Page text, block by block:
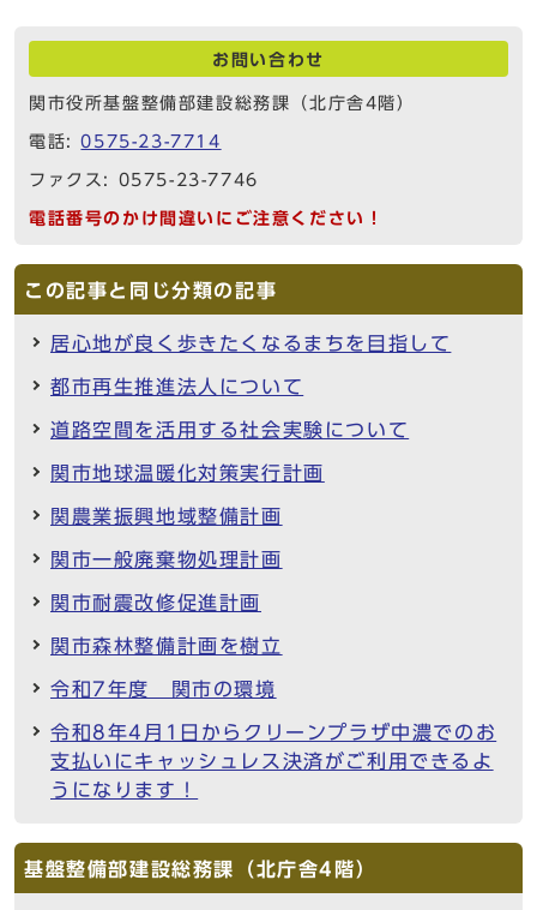
お問い合わせ
関市役所基盤整備部建設総務課（北庁舎4階）
電話:0575-23-7714
ファクス: 0575-23-7746
電話番号のかけ間違いにご注意ください！
この記事と同じ分類の記事
居心地が良く歩きたくなるまちを目指して
都市再生推進法人について
道路空間を活用する社会実験について
関市地球温暖化対策実行計画
関農業振興地域整備計画
関市一般廃棄物処理計画
関市耐震改修促進計画
関市森林整備計画を樹立
令和7年度 関市の環境
令和8年4月1日からクリーンプラザ中濃でのお
支払いにキャッシュレス決済がご利用できるよ
うになります！
基盤整備部建設総務課（北庁舎4階）